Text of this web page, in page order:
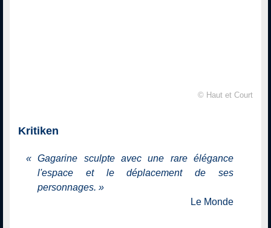
© Haut et Court
Kritiken
«Gagarine sculpte avec une rare élégance
l'espace et le déplacement de ses
personnages. »
Le Monde